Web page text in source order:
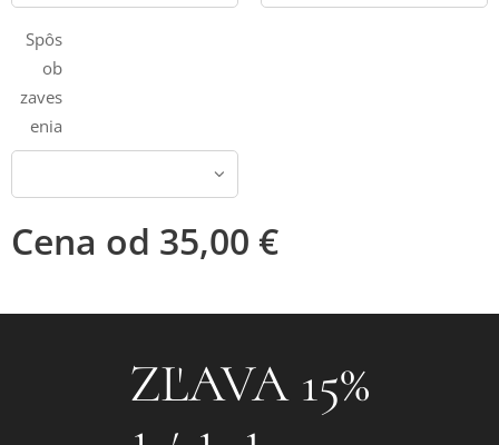
Spôs
ob
zaves
enia
Cena od 35,00 €
❤ZĽAVA 15%❤